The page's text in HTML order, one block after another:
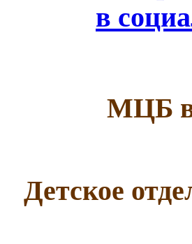
в
МЦБ в
Детское